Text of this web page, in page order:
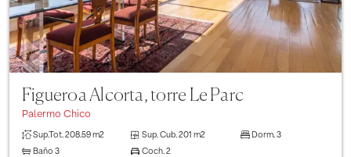
Figueroa Alcorta, torre Le Parc
Palermo Chico
Sup.Tot.208.59 m2 Sup. Cub. 201 m2 Dorm. 3
Baño 3 Coch. 2